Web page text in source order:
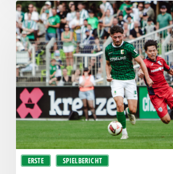
ERSTE SPIELBERICHT
“Einer
für
alle,
alle
für
einen!”
–
Chemie
empfängt
den
Halleschen
FC